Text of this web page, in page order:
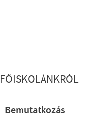
FŐISKOLÁNKRÓL
Bemutatkozás